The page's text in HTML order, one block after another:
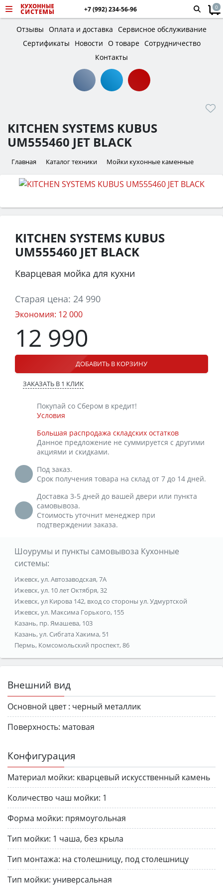
+7 (992) 234-56-96 0
Отзывы Оплата и доставка Сервисное обслуживание
Сертификаты
Новости О товаре Сотрудничество
Контакты
KITCHEN SYSTEMS KUBUS
UM555460 JET BLACK
Главная Каталог техники Мойки кухонные каменные
KITCHEN SYSTEMS KUBUS
UM555460 JET BLACK
Кварцевая мойка для кухни
Старая цена: 24 990
Экономия: 12 000
12 990
ДОБАВИТЬ В КОРЗИНУ
ЗАКАЗАТЬ В 1 КЛИК
Покупай со Сбером в кредит!
Условия
Большая распродажа складских остатков
Данное предложение не суммируется с другими
акциями и скидками.
Под заказ.
Срок получения товара на склад от 7 до 14 дней.
Доставка 3-5 дней до вашей двери или пункта
самовывоза.
Стоимость уточнит менеджер при
подтверждении заказа.
Шоурумы и пункты самовывоза Кухонные
системы:
Ижевск, ул. Автозаводская, 7А
Ижевск, ул. 10 лет Октября, 32
Ижевск, ул Кирова 142, вход со стороны ул. Удмуртской
Ижевск, ул. Максима Горького, 155
Казань, пр. Ямашева, 103
Казань, ул. Сибгата Хакима, 51
Пермь, Комсомольский проспект, 86
Внешний вид
Основной цвет : черный металлик
Поверхность: матовая
Конфигурация
Материал мойки: кварцевый искусственный камень
Количество чаш мойки: 1
Форма мойки: прямоугольная
Тип мойки: 1 чаша, без крыла
Тип монтажа: на столешницу, под столешницу
Тип мойки: универсальная